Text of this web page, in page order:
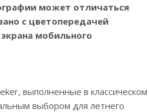
может отличаться
с цветопередачей
мобильного
выполненные в классическом
выбором для летнего